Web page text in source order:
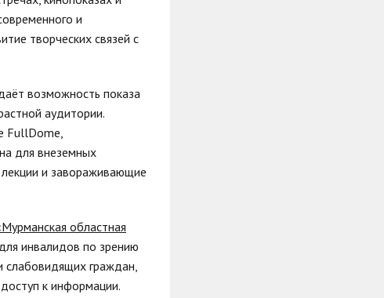
и
творческих связей с
возможность показа
аудитории.
FullDome,
для внеземных
лекции и завораживающие
областная
инвалидов по зрению
слабовидящих граждан,
к информации.